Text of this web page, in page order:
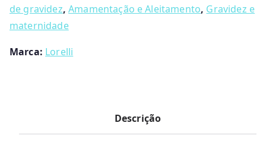
de gravidez,Amamentação e Aleitamento, Gravidez e
maternidade
Marca: Lorelli
Descrição